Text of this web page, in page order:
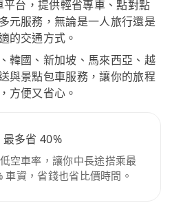
台，提供輕省專車、點對點
元服務，無論是一人旅行還是
的交通方式。
韓國、新加坡、馬來西亞、越
與景點包車服務，讓你的旅程
方便又省心。
多省 40%
空車率，讓你中長途搭乘最
車資，省錢也省比價時間。